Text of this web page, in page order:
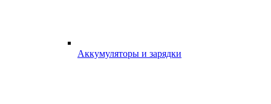
Аккумуляторы и зарядки